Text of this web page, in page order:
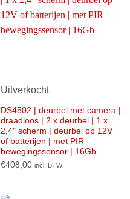
Uitverkocht
DS4502 | deurbel met camera |
draadloos | 2 x deurbel | 1 x
2,4″ scherm | deurbel op 12V
of batterijen | met PIR
bewegingssensor | 16Gb
€408,00 incl. BTW